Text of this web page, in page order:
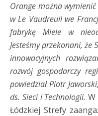
Orange można
w Le Vaudreuil we
fabrykę Miele w
Jesteśmy przekonani, że
innowacyjnych
rozwój gospodarczy
powiedział Piotr
ds. Sieci i Technologii.W
Łódzkiej Strefy